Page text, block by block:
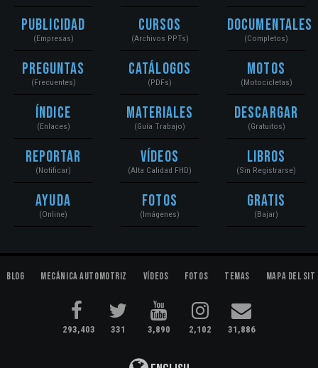
Publicidad
(Empresas)
Preguntas
(Frecuentes)
Índice
(Enlaces)
Reportar
(Notificar)
Ayuda
(Online)
Cursos
(Archivos PPTs)
Catálogos
(PDFs)
Materiales
(Guía Trabajo)
Vídeos
(Alta Calidad FHD)
Fotos
(Imágenes)
Documentales
(Completos)
Motos
(Motocicletas)
Descargar
(Gratuitos)
Libros
(Sin Registrarse)
Gratis
(Bajar)
Blog Mecánica Automotriz Vídeos Fotos Temas Mapa del
293,403 331 3,890 2,102 31,886